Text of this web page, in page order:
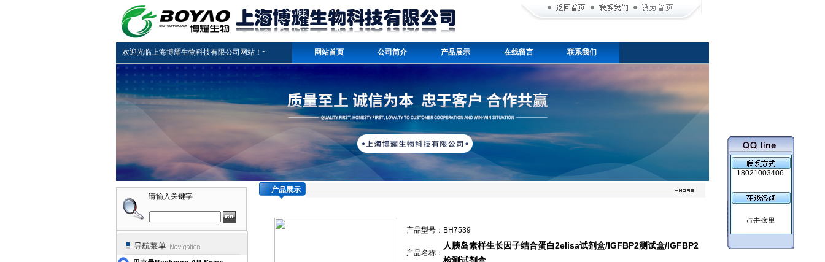
欢迎光临上海博耀生物科技有限公司网站！~ 网站首页 公司简介 产品展示 在线留言 联系我们
18021003406
请输入关键字
产品展示
产品型号： BH7539
产品名称：
人胰岛素样生长因子结合蛋白2elisa试剂盒/IGFBP2测试盒/IGFBP2